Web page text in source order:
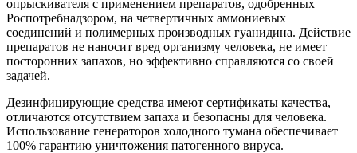
опрыскивателя с применением препаратов, одобренных
Роспотребнадзором, на четвертичных аммониевых
соединений и полимерных производных гуанидина. Действие
препаратов не наносит вред организму человека, не имеет
посторонних запахов, но эффективно справляются со своей
задачей.
Дезинфицирующие средства имеют сертификаты качества,
отличаются отсутствием запаха и безопасны для человека.
Использование генераторов холодного тумана обеспечивает
100% гарантию уничтожения патогенного вируса.